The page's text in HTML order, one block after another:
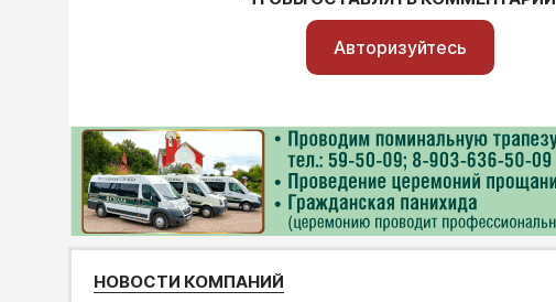
Авторизуйтесь
НОВОСТИ КОМПАНИЙ